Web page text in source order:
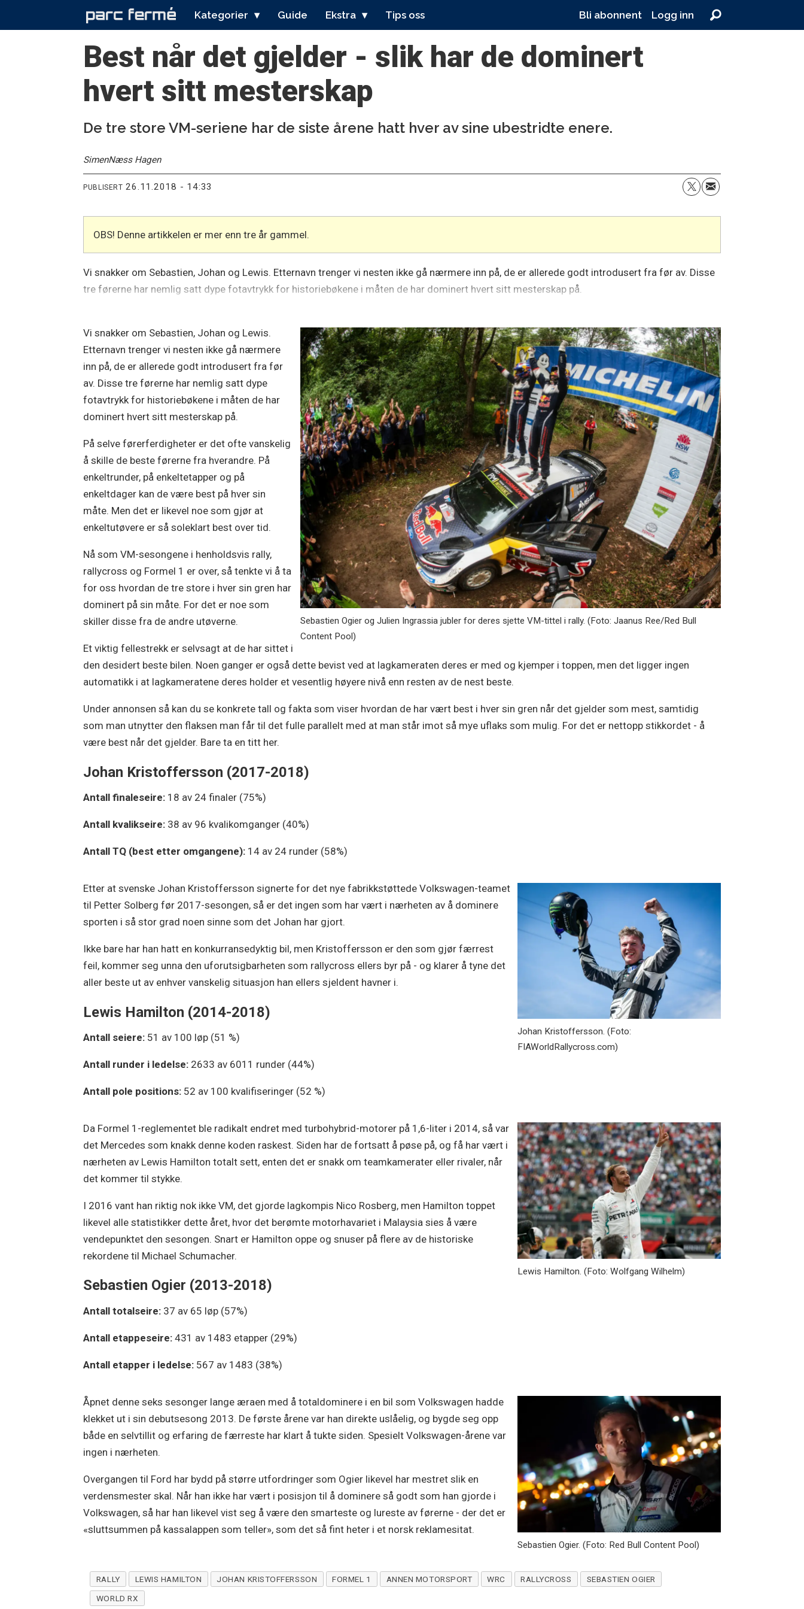
Kategorier Guide Ekstra Tips oss Bli abonnent Logg inn
Best når det gjelder - slik har de dominert
hvert sitt mesterskap
De tre store VM-seriene har de siste årene hatt hver av sine ubestridte enere.
SimenNæss Hagen
PUBLISERT 26.11.2018 - 14:33
OBS! Denne artikkelen er mer enn tre år gammel.
Vi snakker om Sebastien, Johan og Lewis. Etternavn trenger vi nesten ikke gå nærmere inn på, de er allerede godt introdusert fra før av. Disse
tre førerne har nemlig satt dype fotavtrykk for historiebøkene i måten de har dominert hvert sitt mesterskap på.
Sebastien Ogier og Julien Ingrassia jubler for deres sjette VM-tittel i rally. (Foto: Jaanus Ree/Red Bull
Content Pool)
Vi snakker om Sebastien, Johan og Lewis.
Etternavn trenger vi nesten ikke gå nærmere
inn på, de er allerede godt introdusert fra før
av. Disse tre førerne har nemlig satt dype
fotavtrykk for historiebøkene i måten de har
dominert hvert sitt mesterskap på.
På selve førerferdigheter er det ofte vanskelig
å skille de beste førerne fra hverandre. På
enkeltrunder, på enkeltetapper og på
enkeltdager kan de være best på hver sin
måte. Men det er likevel noe som gjør at
enkeltutøvere er så soleklart best over tid.
Nå som VM-sesongene i henholdsvis rally,
rallycross og Formel 1 er over, så tenkte vi å ta
for oss hvordan de tre store i hver sin gren har
dominert på sin måte. For det er noe som
skiller disse fra de andre utøverne.
Et viktig fellestrekk er selvsagt at de har sittet i
den desidert beste bilen. Noen ganger er også dette bevist ved at lagkameraten deres er med og kjemper i toppen, men det ligger ingen
automatikk i at lagkameratene deres holder et vesentlig høyere nivå enn resten av de nest beste.
Under annonsen så kan du se konkrete tall og fakta som viser hvordan de har vært best i hver sin gren når det gjelder som mest, samtidig
som man utnytter den flaksen man får til det fulle parallelt med at man står imot så mye uflaks som mulig. For det er nettopp stikkordet - å
være best når det gjelder. Bare ta en titt her.
Johan Kristoffersson (2017-2018)
Antall finaleseire: 18 av 24 finaler (75%)
Antall kvalikseire: 38 av 96 kvalikomganger (40%)
Antall TQ (best etter omgangene): 14 av 24 runder (58%)
Johan Kristoffersson. (Foto:
FIAWorldRallycross.com)
Etter at svenske Johan Kristoffersson signerte for det nye fabrikkstøttede Volkswagen-teamet
til Petter Solberg før 2017-sesongen, så er det ingen som har vært i nærheten av å dominere
sporten i så stor grad noen sinne som det Johan har gjort.
Ikke bare har han hatt en konkurransedyktig bil, men Kristoffersson er den som gjør færrest
feil, kommer seg unna den uforutsigbarheten som rallycross ellers byr på - og klarer å tyne det
aller beste ut av enhver vanskelig situasjon han ellers sjeldent havner i.
Lewis Hamilton (2014-2018)
Antall seiere: 51 av 100 løp (51 %)
Antall runder i ledelse: 2633 av 6011 runder (44%)
Antall pole positions: 52 av 100 kvalifiseringer (52 %)
Lewis Hamilton. (Foto: Wolfgang Wilhelm)
Da Formel 1-reglementet ble radikalt endret med turbohybrid-motorer på 1,6-liter i 2014, så var
det Mercedes som knakk denne koden raskest. Siden har de fortsatt å pøse på, og få har vært i
nærheten av Lewis Hamilton totalt sett, enten det er snakk om teamkamerater eller rivaler, når
det kommer til stykke.
I 2016 vant han riktig nok ikke VM, det gjorde lagkompis Nico Rosberg, men Hamilton toppet
likevel alle statistikker dette året, hvor det berømte motorhavariet i Malaysia sies å være
vendepunktet den sesongen. Snart er Hamilton oppe og snuser på flere av de historiske
rekordene til Michael Schumacher.
Sebastien Ogier (2013-2018)
Antall totalseire: 37 av 65 løp (57%)
Antall etappeseire: 431 av 1483 etapper (29%)
Antall etapper i ledelse: 567 av 1483 (38%)
Sebastien Ogier. (Foto: Red Bull Content Pool)
Åpnet denne seks sesonger lange æraen med å totaldominere i en bil som Volkswagen hadde
klekket ut i sin debutsesong 2013. De første årene var han direkte uslåelig, og bygde seg opp
både en selvtillit og erfaring de færreste har klart å tukte siden. Spesielt Volkswagen-årene var
ingen i nærheten.
Overgangen til Ford har bydd på større utfordringer som Ogier likevel har mestret slik en
verdensmester skal. Når han ikke har vært i posisjon til å dominere så godt som han gjorde i
Volkswagen, så har han likevel vist seg å være den smarteste og lureste av førerne - der det er
«sluttsummen på kassalappen som teller», som det så fint heter i et norsk reklamesitat.
RALLY LEWIS HAMILTON JOHAN KRISTOFFERSSON FORMEL 1 ANNEN MOTORSPORT WRC RALLYCROSS
SEBASTIEN OGIER
WORLD RX